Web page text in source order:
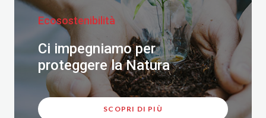
Ecosostenibilità
Ci impegniamo per
proteggere la Natura
SCOPRI DI PIÙ